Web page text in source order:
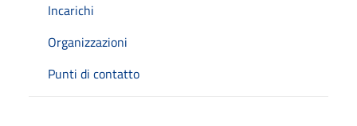
Incarichi
Organizzazioni
Punti di contatto